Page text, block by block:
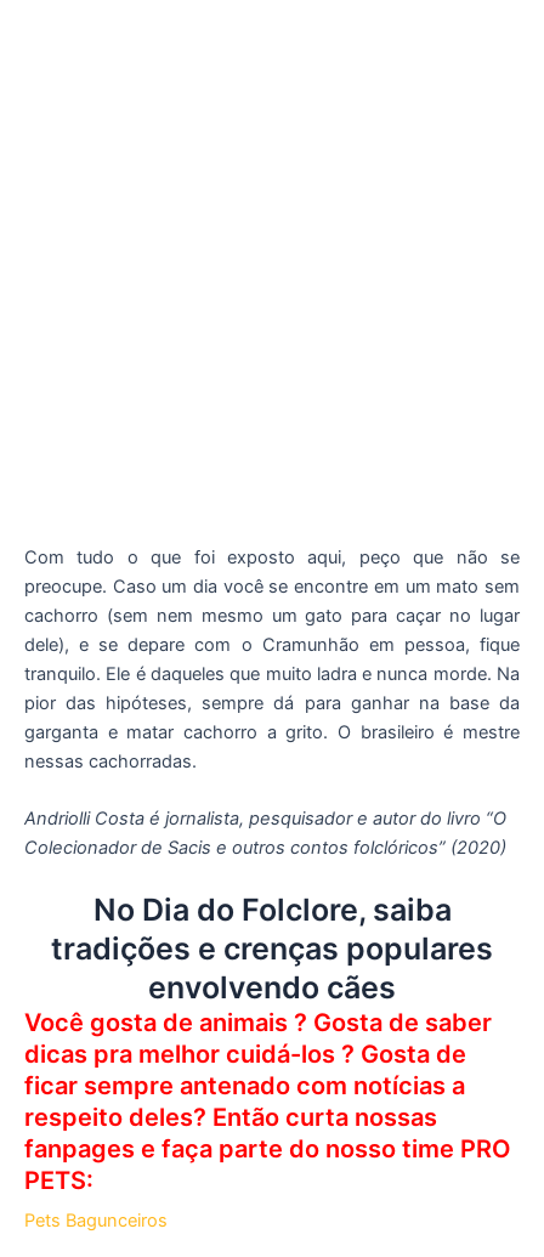
Com tudo o que foi exposto aqui, peço que não se
preocupe. Caso um dia você se encontre em um mato sem
cachorro (sem nem mesmo um gato para caçar no lugar
dele), e se depare com o Cramunhão em pessoa, fique
tranquilo. Ele é daqueles que muito ladra e nunca morde. Na
pior das hipóteses, sempre dá para ganhar na base da
garganta e matar cachorro a grito. O brasileiro é mestre
nessas cachorradas.
Andriolli Costa é jornalista, pesquisador e autor do livro “O
Colecionador de Sacis e outros contos folclóricos” (2020)
No Dia do Folclore, saiba
tradições e crenças populares
envolvendo cães
Você gosta de animais ? Gosta de saber
dicas pra melhor cuidá-los ? Gosta de
ficar sempre antenado com notícias a
respeito deles? Então curta nossas
fanpages e faça parte do nosso time PRO
PETS:
Pets Bagunceiros